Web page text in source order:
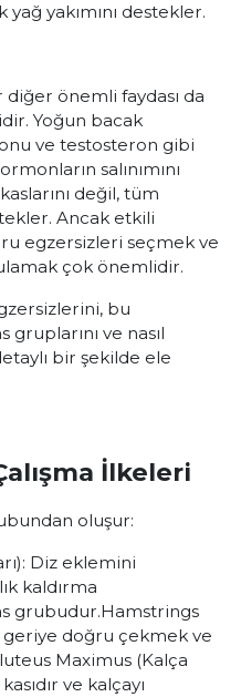
yağ yakımını destekler.
önemli faydası da
Yoğun bacak
ve testosteron gibi
salınımını
değil, tüm
Ancak etkili
egzersizleri seçmek ve
çok önemlidir.
bu
ve nasıl
bir şekilde ele
İlkeleri
oluşur:
Diz eklemini
kaldırma
grubudur.Hamstrings
geriye doğru çekmek ve
Maximus (Kalça
ve kalçayı